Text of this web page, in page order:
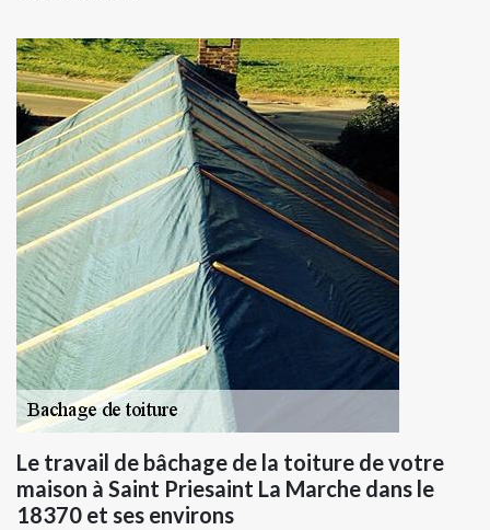
Le travail de bâchage de la toiture de votre
maison à Saint Priesaint La Marche dans le
18370 et ses environs